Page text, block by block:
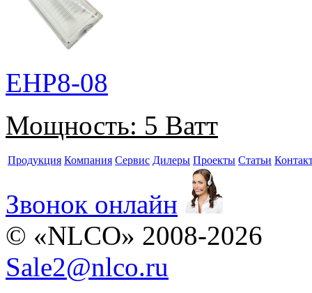
EHP8-08
Мощность: 5 Ватт
Продукция Компания Сервис Дилеры Проекты Статьи
Звонок онлайн
© «NLCO» 2008-2026
Sale2@nlco.ru